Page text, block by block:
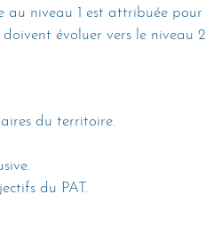
au niveau 1 est attribuée pour
évoluer vers le niveau 2
du territoire.
du PAT.